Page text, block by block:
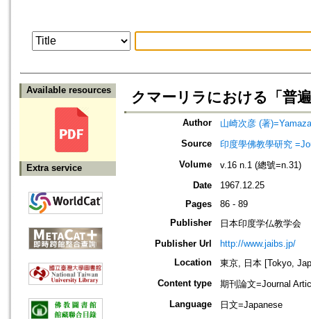
Available resources
Extra service
クマーリラにおける「普
Author
山崎次彦 (著
Source
印度學佛教學研究
Volume
v.16 n.1 (總號=n.31)
Date
1967.12.25
Pages
86 - 89
Publisher
日本印度学仏教学会
Publisher Url
http://www.jaibs.jp/
Location
東京, 日本 [Tokyo,
Content type
期刊論文=Journal
Language
日文=Japanese